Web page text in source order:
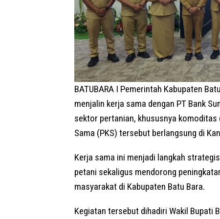
BATUBARA I Pemerintah Kabupaten
menjalin kerja sama dengan PT Bank
sektor pertanian, khususnya komoditas
Sama (PKS) tersebut berlangsung di
Kerja sama ini menjadi langkah
petani sekaligus mendorong
masyarakat di Kabupaten Batu Bara.
Kegiatan tersebut dihadiri Wakil Bupati